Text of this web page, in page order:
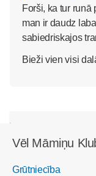
Forši, ka tur runā
man ir daudz
sabiedriskajos
Bieži vien visi
Vēl Māmiņu
Grūtniecība